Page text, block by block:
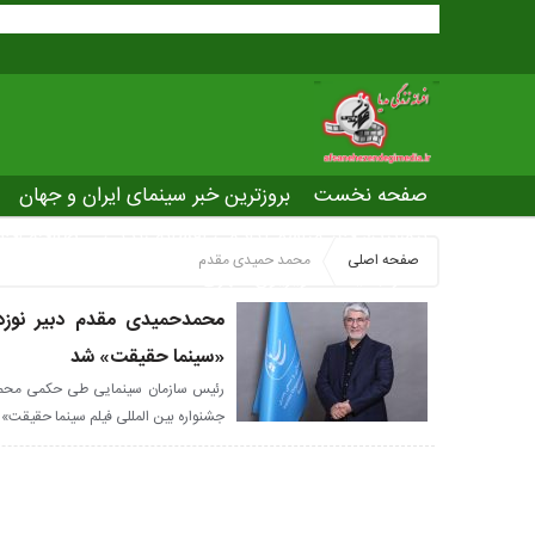
صفحه نخست بروزترین خبر سینمای ایران و جهان
عصر جدید
تلویزیون شهری صفحه اصلی محمد حمیدی مقدم
محمدحمیدی مقدم دبیر
«سینما حقیقت» شد
رئیس سازمان سینمایی طی حکمی
جشنواره بین المللی فیلم سینما